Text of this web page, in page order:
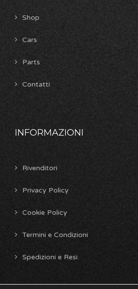
Shop
Cars
Parts
Contatti
INFORMAZIONI
Rivenditori
Privacy Policy
Cookie Policy
Termini e Condizioni
Spedizioni e Resi